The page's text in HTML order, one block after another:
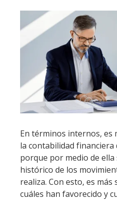
En términos internos,
la contabilidad financiera
porque por medio de
histórico de los
realiza. Con esto, es
cuáles han favorecido y